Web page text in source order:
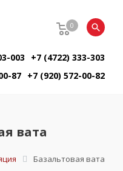
0
003
+7 (4722) 333-303
87 +7 (920) 572-00-82
вата
Базальтовая вата